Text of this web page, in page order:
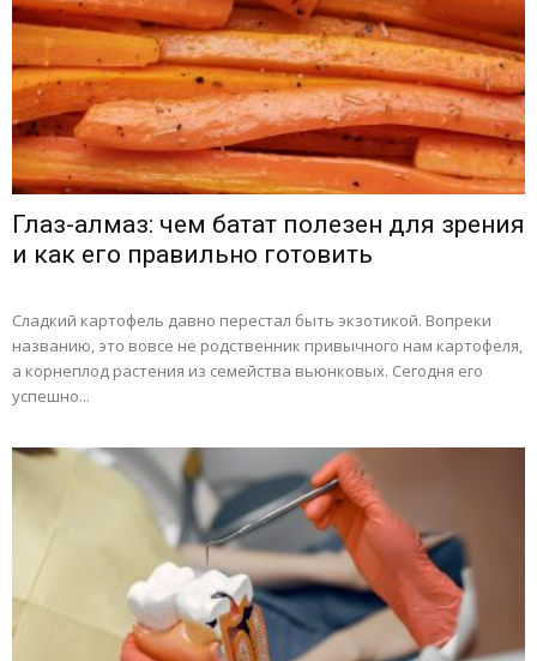
Глаз-алмаз: чем батат полезен для зрения
и как его правильно готовить
Сладкий картофель давно перестал быть экзотикой. Вопреки
названию, это вовсе не родственник привычного нам картофеля,
а корнеплод растения из семейства вьюнковых. Сегодня его
успешно...